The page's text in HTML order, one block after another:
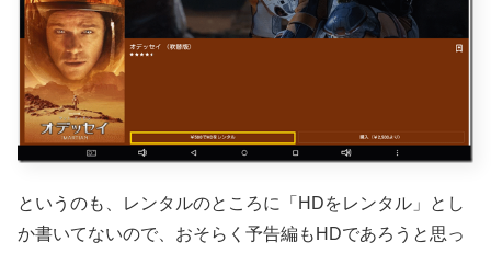
というのも、レンタルのところに「HDをレンタル」とし
か書いてないので、おそらく予告編もHDであろうと思っ